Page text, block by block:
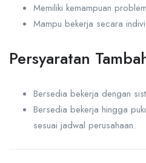
Memiliki kemampuan
Mampu bekerja secara
Persyaratan
Bersedia bekerja dengan
Bersedia bekerja hingga
sesuai jadwal perusahaan.